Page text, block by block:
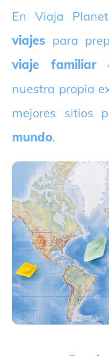
En Viaja
viajes para
viaje familiar
nuestra propia
mejores sitios
mundo.